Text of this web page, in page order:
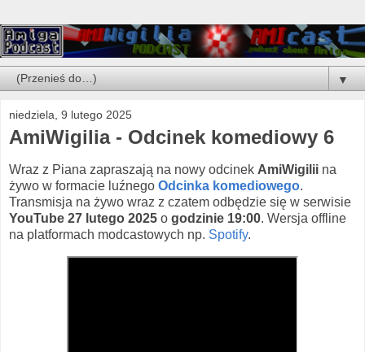
▼
niedziela, 9 lutego 2025
AmiWigilia - Odcinek komediowy 6
Wraz z Piana zapraszają na nowy odcinek AmiWigilii na
żywo w formacie luźnego Odcinka komediowego.
Transmisja na żywo wraz z czatem odbędzie się w serwisie
YouTube 27 lutego 2025 o godzinie 19:00. Wersja offline
na platformach modcastowych np. Spotify.